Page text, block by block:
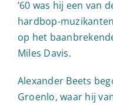
’60 was hij een van
hardbop-
op het
Miles Davis.
Alexander Beets
Groenlo, waar hij